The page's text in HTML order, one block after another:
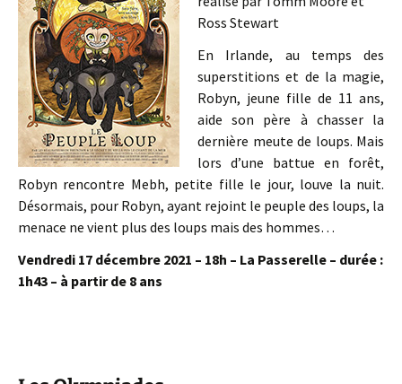
Ross Stewart
En Irlande, au temps des
superstitions et de la magie,
Robyn, jeune fille de 11 ans,
aide son père à chasser la
dernière meute de loups. Mais
lors d’une battue en forêt,
Robyn rencontre Mebh, petite fille le jour, louve la nuit.
Désormais, pour Robyn, ayant rejoint le peuple des loups, la
menace ne vient plus des loups mais des hommes…
Vendredi 17 décembre 2021 – 18h – La Passerelle – durée :
1h43 – à partir de 8 ans